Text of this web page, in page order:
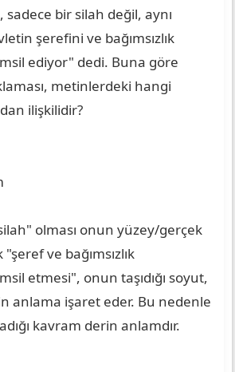
sadece bir silah değil, aynı
şerefini ve bağımsızlık
ediyor" dedi. Buna göre
metinlerdeki hangi
ilişkilidir?
"silah" olması onun yüzey/gerçek
"şeref ve bağımsızlık
etmesi", onun taşıdığı soyut,
anlama işaret eder. Bu nedenle
kavram derin anlamdır.